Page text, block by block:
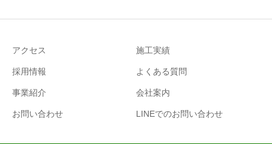
アクセス 施工実績
採用情報 よくある質問
事業紹介 会社案内
お問い合わせ LINEでのお問い合わせ